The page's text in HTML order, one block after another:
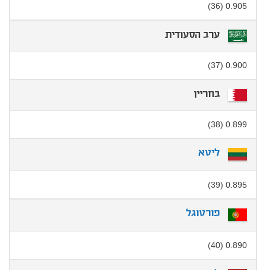
0.905 (36)
ערב הסעודית
0.900 (37)
בחריין
0.899 (38)
ליטא
0.895 (39)
פורטוגל
0.890 (40)